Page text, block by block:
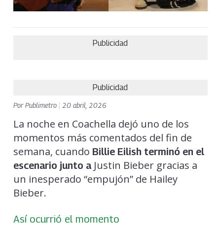
Publicidad
Publicidad
PorPublimetro 20 abril, 2026
La noche en Coachella dejó uno de los
momentos más comentados del fin de
semana, cuando Billie Eilish terminó en el
escenario junto a Justin Bieber gracias a
un inesperado “empujón” de Hailey
Bieber.
Así ocurrió el momento